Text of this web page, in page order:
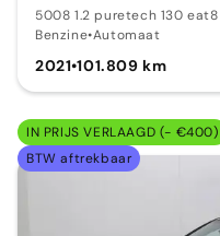
5008 1.2 puretech 130
Benzine•Automaat
2021•101.809 km
IN PRIJS VERLAAGD (- €400)
BTW aftrekbaar